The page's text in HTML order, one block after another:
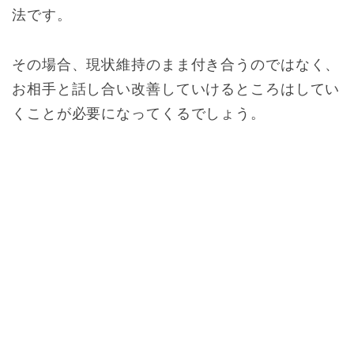
法です。
その場合、現状維持のまま付き合うのではなく、
お相手と話し合い改善していけるところはしてい
くことが必要になってくるでしょう。